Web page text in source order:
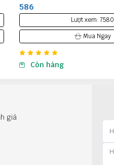
586
Lượt xem: 6615
Mua Ngay
Còn hàng
giá